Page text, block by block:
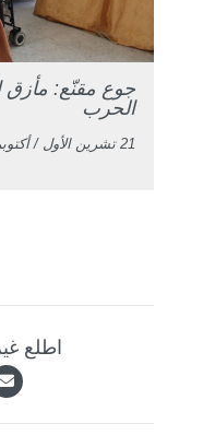
جوع مقنّع: مأزق
الحرب
21 تشرين الأول / أكتوبر، 2025
اطلع